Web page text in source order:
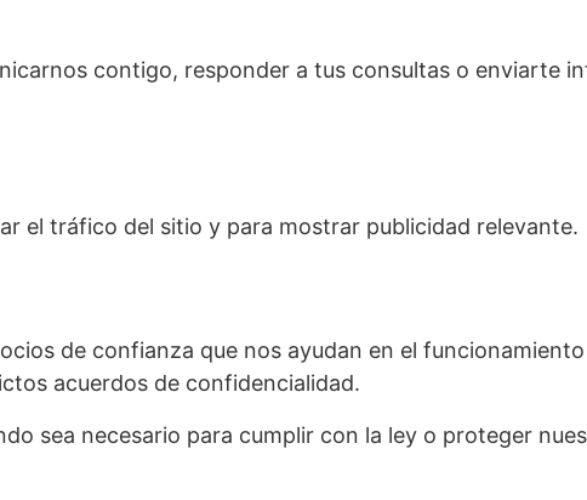
contigo, responder a tus consultas o enviarte
el tráfico del sitio y para mostrar publicidad relevante.
de confianza que nos ayudan en el
acuerdos de confidencialidad.
sea necesario para cumplir con la ley o proteger